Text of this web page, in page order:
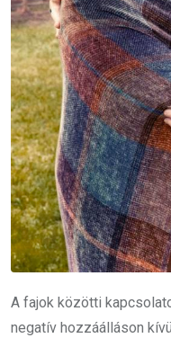
A fajok közötti
negatív hozzáálláson